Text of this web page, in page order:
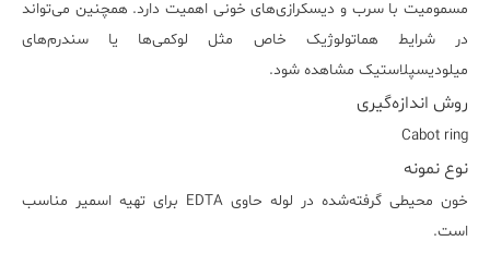
مسمومیت با سرب و دیسکرازی‌های خونی اهمیت دارد. همچنین می‌تواند
در شرایط هماتولوژیک خاص مثل لوکمی‌ها یا سندرم‌های
میلودیسپلاستیک مشاهده شود.
روش اندازه‌گیری
Cabot ring
نوع نمونه
خون محیطی گرفته‌شده در لوله حاوی EDTA برای تهیه اسمیر مناسب
است.